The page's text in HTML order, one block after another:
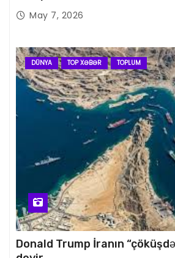
May 7, 2026
DÜNYA TOP XƏBƏR TOPLUM
Donald Trump İranın